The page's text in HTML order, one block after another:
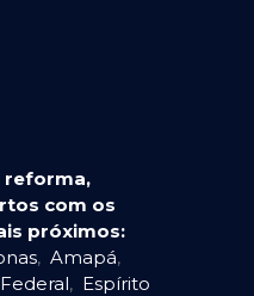
reforma,
com os
próximos:
, Amapá,
, Espírito